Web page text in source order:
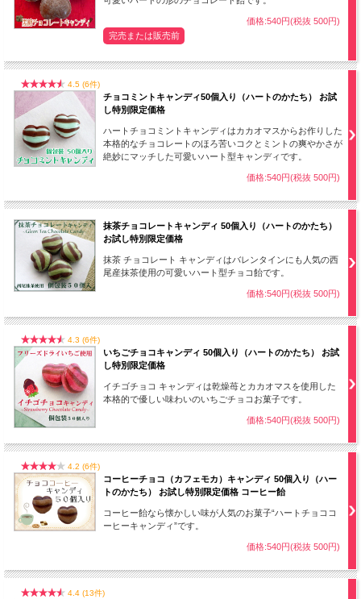
“フルーツドロップ”は色味もカラフルなため子供のおやつに最適です。50個入り
ですので、業務用や、おすそ分け、各種イベントにも便利です。また、昔懐かし
い甘酸っぱい酸味は、家事の合間の休憩時にもおすすめです。
●飴は一つの袋に纏めて入っているのではなく、ひとつひとつ袋に入っているの
うことができます。
※手詰めのため、種類の偏りがございます。予めご了承ください。
※十分に注意しておりますが、袋詰めの際に空袋が入ったり商品運送時にどうして
価格:540円(税抜 500円)
完売または販売前
4.5 (6件)
チョコミントキャンディ50個入り（ハートのかたち） お試
し特別限定価格
ハートチョコミントキャンディはカカオマスからお作りした
本格的なチョコレートのほろ苦いコクとミントの爽やかさが
絶妙にマッチした可愛いハート型キャンディです。
価格:540円(税抜 500円)
抹茶チョコレートキャンディ 50個入り（ハートのかたち）
お試し特別限定価格
抹茶 チョコレート キャンディはバレンタインにも人気の西
尾産抹茶使用の可愛いハート型チョコ飴です。
価格:540円(税抜 500円)
4.3 (6件)
いちごチョコキャンディ 50個入り（ハートのかたち） お試
し特別限定価格
イチゴチョコ キャンディは乾燥苺とカカオマスを使用した
本格的で優しい味わいのいちごチョコお菓子です。
価格:540円(税抜 500円)
4.2 (6件)
コーヒーチョコ（カフェモカ）キャンディ 50個入り（ハー
トのかたち） お試し特別限定価格 コーヒー飴
コーヒー飴なら懐かしい味が人気のお菓子“ハートチョココ
ーヒーキャンディ”です。
価格:540円(税抜 500円)
4.4 (13件)